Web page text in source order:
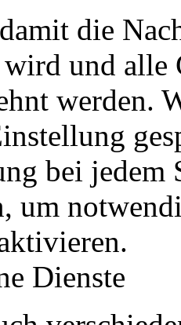
die
wird und
werden.
bei jedem
um
Dienste